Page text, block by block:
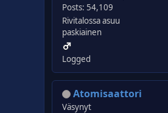
Posts: 54,109
Rivitalossa asuu
paskiainen
Logged
Atomisaattori
Väsynyt